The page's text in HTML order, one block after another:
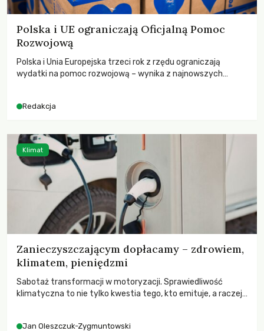
Polska i UE ograniczają Oficjalną Pomoc
Rozwojową
Polska i Unia Europejska trzeci rok z rzędu ograniczają
wydatki na pomoc rozwojową – wynika z najnowszych
odnotowano największe tąpnięcie ODA w historii. Jakie będą
kryzysami i ubóstwem?
Redakcja
Zanieczyszczającym dopłacamy – zdrowiem,
klimatem, pieniędzmi
Sabotaż transformacji w motoryzacji. Sprawiedliwość
klimatyczna to nie tylko kwestia tego, kto emituje, a raczej
Jan Oleszczuk-Zygmuntowski
Klimat